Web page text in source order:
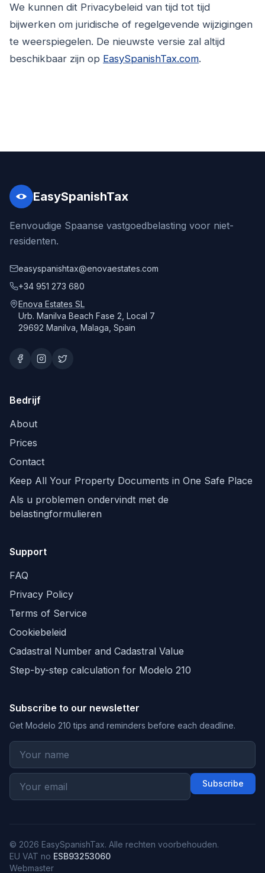
We kunnen dit Privacybeleid van tijd tot tijd
bijwerken om juridische of regelgevende wijzigingen
te weerspiegelen. De nieuwste versie zal altijd
beschikbaar zijn op EasySpanishTax.com.
EasySpanishTax
Eenvoudige Spaanse vastgoedbelasting voor niet-
residenten.
easyspanishtax@enovaestates.com
+34 951 273 680
Enova Estates SL
Urb. Manilva Beach Fase 2, Local 7
29692 Manilva, Malaga, Spain
Bedrijf
About
Prices
Contact
Keep All Your Property Documents in One Safe Place
Als u problemen ondervindt met de
belastingformulieren
Support
FAQ
Privacy Policy
Terms of Service
Cookiebeleid
Cadastral Number and Cadastral Value
Step-by-step calculation for Modelo 210
Subscribe to our newsletter
Get Modelo 210 tips and reminders before each deadline.
Subscribe
© 2026 EasySpanishTax. Alle rechten voorbehouden.
EU VAT no ESB93253060
Webmaster